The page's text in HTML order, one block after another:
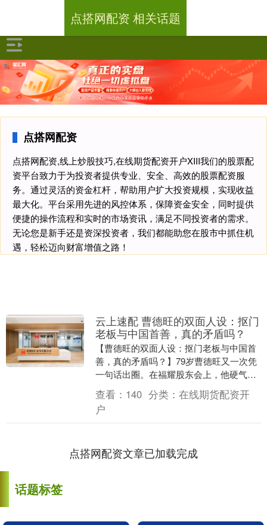
点搭网配资
点搭网配资,线上炒股技巧,在线期货配资开户XIII‌我们的股票配
资平台致力于为投资者提供专业、安全、高效的股票配资服
务。通过灵活的资金杠杆，帮助用户扩大投资规模，实现收益
最大化。平台采用先进的风控体系，保障资金安全，同时提供
便捷的操作流程和实时的市场资讯，满足不同投资者的需求。
无论您是新手还是资深投资者，我们都能助您在股市中抓住机
遇，轻松迈向财富增值之路！
点搭网配资 相关话题
云上速配 曹德旺的双面人设：抠门
老板与中国首善，真的矛盾吗？
【曹德旺的双面人设：抠门老板与中国首
善，真的矛盾吗？】79岁曹德旺又一次凭
一句话出圈。在福耀股东会上，他硬气表
态：不合理就关美国工厂，不让赚钱就不
卖。这位从福建....
查看： 140 分类： 在线期货配资开
户
点搭网配资文章已加载完成
话题标签